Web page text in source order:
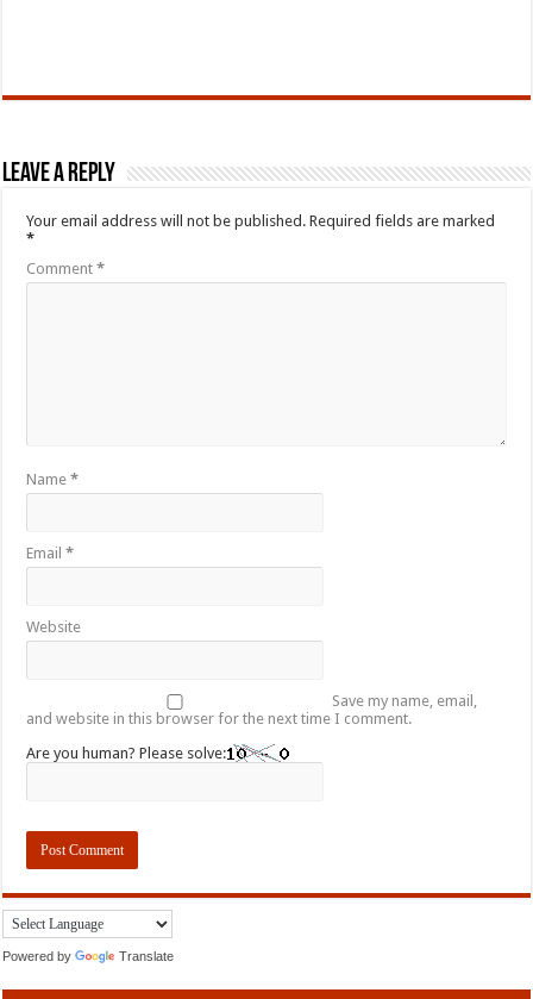
Leave a Reply
Your email address will not be published. Required fields are marked
*
Comment*
Name*
Email*
Website
Save my name, email,
and website in this browser for the next time I comment.
Are you human? Please solve:
Powered by Translate